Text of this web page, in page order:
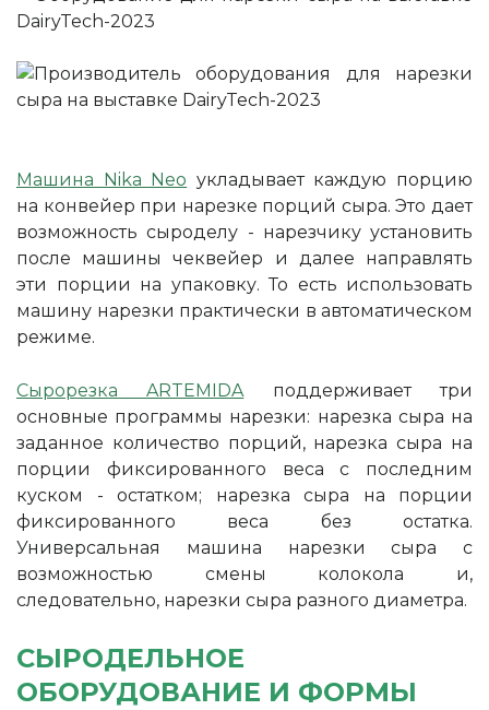
Машина Nika Neo укладывает каждую порцию
на конвейер при нарезке порций сыра. Это дает
возможность сыроделу - нарезчику установить
после машины чеквейер и далее направлять
эти порции на упаковку. То есть использовать
машину нарезки практически в автоматическом
режиме.
Сырорезка ARTEMIDAподдерживает три
основные программы нарезки: нарезка сыра на
заданное количество порций, нарезка сыра на
порции фиксированного веса с последним
куском - остатком; нарезка сыра на порции
фиксированного веса без остатка.
Универсальная машина нарезки сыра с
возможностью смены колокола и,
следовательно, нарезки сыра разного диаметра.
СЫРОДЕЛЬНОЕ
ОБОРУДОВАНИЕ И ФОРМЫ